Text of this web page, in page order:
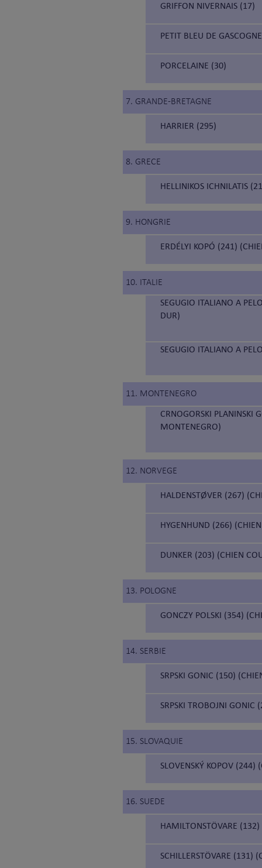
GRIFFON NIVERNAIS (17)
PETIT BLEU DE
PORCELAINE (30)
7. GRANDE-BRETAGNE
HARRIER (295)
8. GRECE
HELLINIKOS ICHNILATIS
9. HONGRIE
ERDÉLYI KOPÓ (241)
10. ITALIE
SEGUGIO ITALIANO A
DUR)
SEGUGIO ITALIANO A
11. MONTENEGRO
CRNOGORSKI PLANINSKI
MONTENEGRO)
12. NORVEGE
HALDENSTØVER (267)
HYGENHUND (266)
DUNKER (203) (CHIEN
13. POLOGNE
GONCZY POLSKI (354)
14. SERBIE
SRPSKI GONIC (150)
SRPSKI TROBOJNI GONIC
15. SLOVAQUIE
SLOVENSKÝ KOPOV (244)
16. SUEDE
HAMILTONSTÖVARE
SCHILLERSTÖVARE (131)